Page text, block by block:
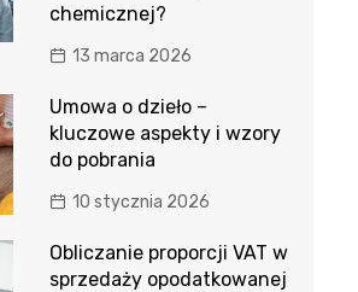
chemicznej?
13 marca 2026
Umowa o dzieło –
kluczowe aspekty i wzory
do pobrania
10 stycznia 2026
Obliczanie proporcji VAT w
sprzedaży opodatkowanej